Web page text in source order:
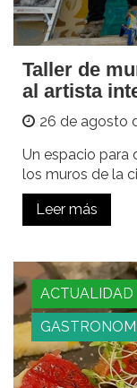
Taller de
al artista
26 de agosto
Un espacio para
los muros de la
Leer más
ACTUALIDAD